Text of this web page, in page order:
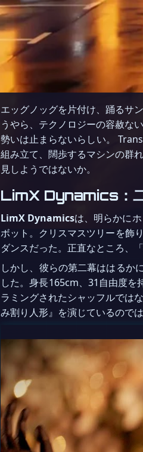
エッグノッグを片付け、踊るサ
うやら、テクノロジーの容赦な
勢いは止まらないらしい。
組み立て、闊歩するマシンの群
見しようではないか。
LimX Dynamics：
LimX Dynamicsは、明らかに
ボット。クリスマスツリーを飾
ダンスだった。正直なところ、
しかし、彼らの第二幕ははるか
した。身長165cm、31自由度
ラミングされたシャッフルでは
み割り人形』を演じているので